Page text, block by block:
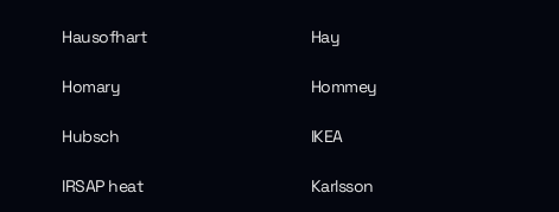
Hausofhart Hay
Homary Hommey
Hubsch IKEA
IRSAP heat Karlsson